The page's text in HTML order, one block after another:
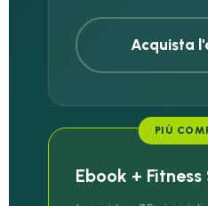
Acquista
PIÙ
Ebook +